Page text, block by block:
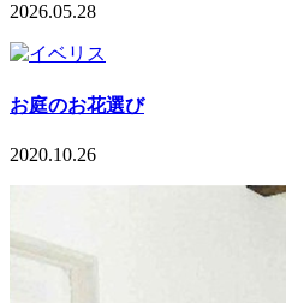
2026.05.28
お庭のお花選び
2020.10.26